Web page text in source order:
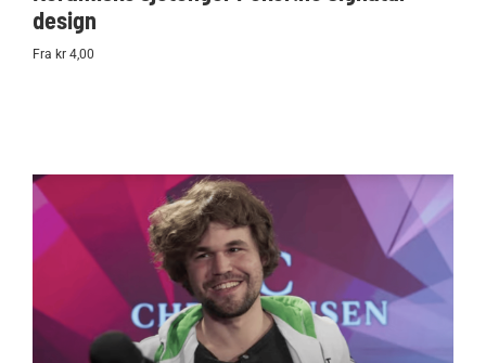
design
Fra kr 4,00